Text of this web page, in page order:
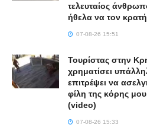
τελευταίος
ήθελα να τον
07-08-26 15:51
Τουρίστας στην
χρηματίσει
επιτρέψει να
φίλη της κόρης
(video)
07-08-26 15:33